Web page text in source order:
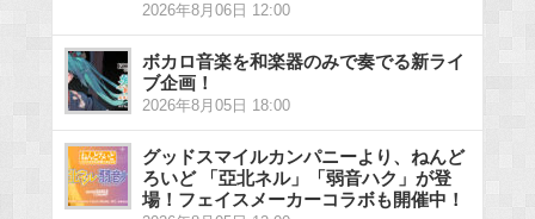
2026年8月06日 12:00
ボカロ音楽を和楽器のみで奏でる新ライ
ブ企画！
2026年8月05日 18:00
グッドスマイルカンパニーより、ねんど
ろいど 「亞北ネル」「弱音ハク」が登
場！フェイスメーカーコラボも開催中！